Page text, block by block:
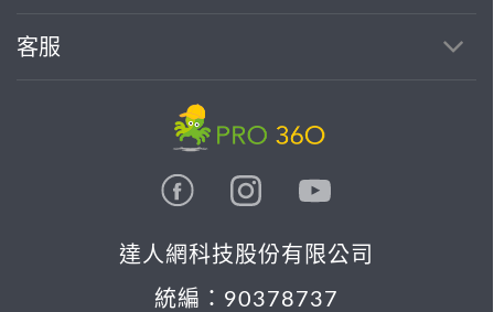
客服
達人網科技股份有限公司
統編：90378737